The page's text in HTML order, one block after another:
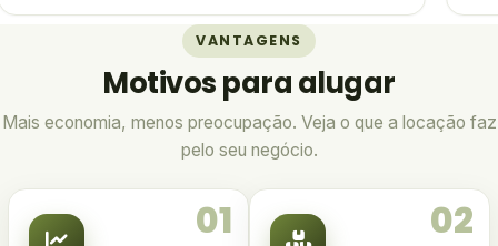
VANTAGENS
Motivos para alugar
Mais economia, menos preocupação. Veja o que a locação faz
pelo seu negócio.
01 02